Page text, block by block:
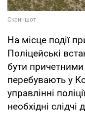
На місце події
Поліцейські
бути
перебувають у
управлінні
необхідні слідчі